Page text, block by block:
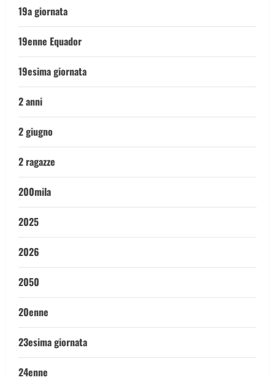
19a giornata
19enne Equador
19esima giornata
2 anni
2 giugno
2 ragazze
200mila
2025
2026
2050
20enne
23esima giornata
24enne